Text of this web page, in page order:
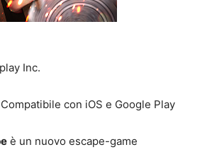
Inc.
Compatibile con iOS e Google Play
è un nuovo escape-game